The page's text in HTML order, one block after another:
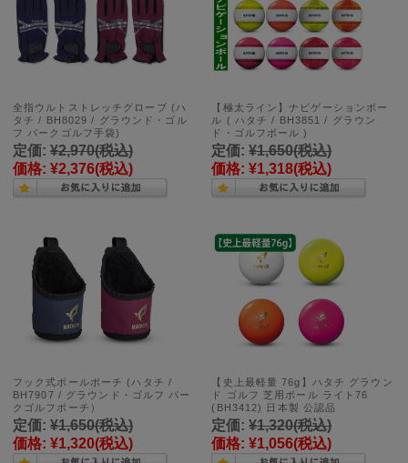
全指ウルトストレッチグローブ (ハ
タチ / BH8029 / グラウンド・ゴル
フ パークゴルフ手袋)
定価: ¥2,970(税込)
価格: ¥2,376(税込)
【極太ライン】ナビゲーションボー
ル ( ハタチ / BH3851 / グラウン
ド・ゴルフボール )
定価: ¥1,650(税込)
価格: ¥1,318(税込)
フック式ボールポーチ (ハタチ /
BH7907 / グラウンド・ゴルフ パー
クゴルフポーチ）
定価: ¥1,650(税込)
価格: ¥1,320(税込)
【史上最軽量 76g】ハタチ グラウン
ド ゴルフ 芝用ボール ライト76
(BH3412) 日本製 公認品
定価: ¥1,320(税込)
価格: ¥1,056(税込)